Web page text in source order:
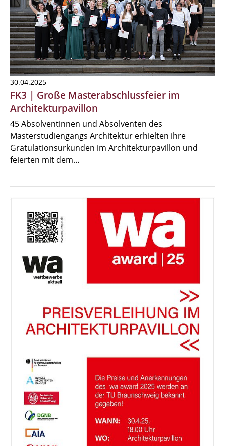
30.04.2025
FK3 | Große Masterabschlussfeier im
Architekturpavillon
45 Absolventinnen und Absolventen des
Masterstudiengangs Architektur erhielten ihre
Gratulationsurkunden im Architekturpavillon und
feierten mit dem…